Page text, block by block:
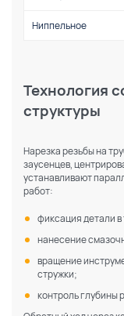
Ниппельное
Технология
структуры
Нарезка резьбы на
заусенцев,
устанавливают
работ:
фиксация детали в
нанесение
вращение
стружки;
контроль глубины